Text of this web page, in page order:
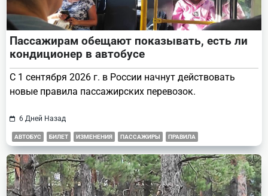
Пассажирам обещают показывать, есть ли
кондиционер в автобусе
С 1 сентября 2026 г. в России начнут действовать
новые правила пассажирских перевозок.
6 Дней Назад
АВТОБУС БИЛЕТ ИЗМЕНЕНИЯ ПАССАЖИРЫ ПРАВИЛА